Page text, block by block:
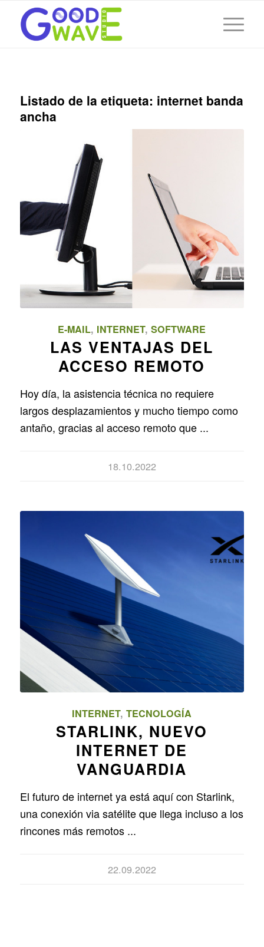
Listado de la etiqueta: internet banda
ancha
E-MAIL, INTERNET,SOFTWARE
LAS VENTAJAS DEL
ACCESO REMOTO
Hoy día, la asistencia técnica no requiere
largos desplazamientos y mucho tiempo como
antaño, gracias al acceso remoto que ...
18.10.2022
INTERNET,TECNOLOGÍA
STARLINK, NUEVO
INTERNET DE
VANGUARDIA
El futuro de internet ya está aquí con Starlink,
una conexión via satélite que llega incluso a los
rincones más remotos ...
22.09.2022